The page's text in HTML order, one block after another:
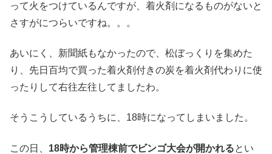
って火をつけているんですが、着火剤になるものがないと
さすがにつらいですね。。。
あいにく、新聞紙もなかったので、松ぼっくりを集めた
り、先日百均で買った着火剤付きの炭を着火剤代わりに使
ったりして右往左往してましたわ。
そうこうしているうちに、18時になってしまいました。
この日、 18時から管理棟前でビンゴ大会が開かれるとい